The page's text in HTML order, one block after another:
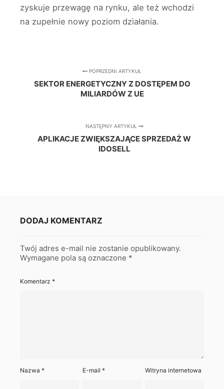
zyskuje przewagę na rynku, ale też wchodzi
na zupełnie nowy poziom działania.
POPRZEDNI ARTYKUŁ
SEKTOR ENERGETYCZNY Z DOSTĘPEM DO
MILIARDÓW Z UE
NASTĘPNY ARTYKUŁ
APLIKACJE ZWIĘKSZAJĄCE SPRZEDAŻ W
IDOSELL
DODAJ KOMENTARZ
Twój adres e-mail nie zostanie opublikowany.
Wymagane pola są oznaczone *
Komentarz *
Nazwa * E-mail* Witryna internetowa